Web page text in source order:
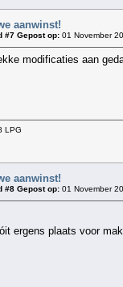
aanwinst!
#7 Gepost op: 01 November
modificaties aan
LPG
aanwinst!
#8 Gepost op: 01 November
ergens plaats voor